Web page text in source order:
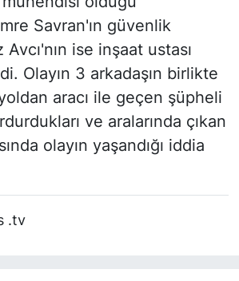
Savran'ın güvenlik
ise inşaat ustası
Olayın 3 arkadaşın birlikte
aracı ile geçen şüpheli
ve aralarında çıkan
olayın yaşandığı iddia
.tv